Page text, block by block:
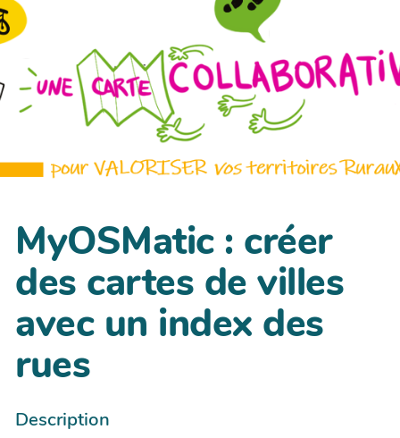
MyOSMatic : créer
des cartes de villes
avec un index des
rues
Description